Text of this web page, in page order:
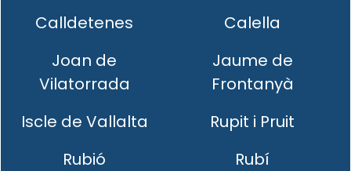
Calldetenes
Calella
Joan de
Vilatorrada
Jaume de
Frontanyà
Iscle de Vallalta
Rupit i Pruit
Rubió
Rubí